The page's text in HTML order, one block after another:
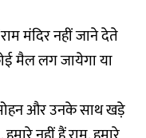
मंदिर नहीं जाने देते
मैल लग जायेगा या
और उनके साथ खड़े